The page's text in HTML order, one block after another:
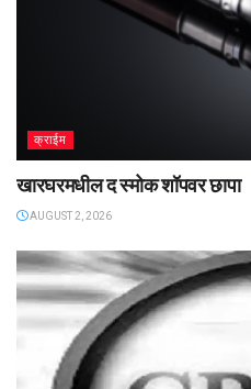
क्राईम
खारघरमधील द स्मोक शॉपवर छापा
AUGUST 2, 2026